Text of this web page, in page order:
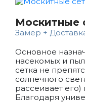
Москитные
Замер +
Основное
насекомых и
сетка не
солнечного
рассеивает
Благодаря